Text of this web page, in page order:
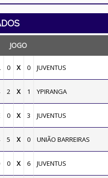
JOGO
0 X 0 JUVENTUS
2 X 1 YPIRANGA
0 X 3 JUVENTUS
5 X 0 UNIÃO BARREIRAS
0 X 6 JUVENTUS